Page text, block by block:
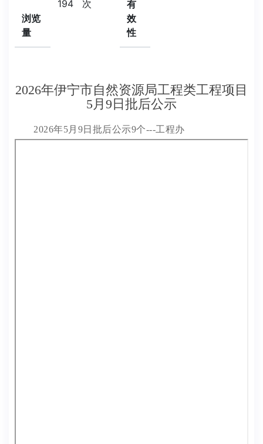
浏览
量
194 次
有
效
性
2026年伊宁市自然资源局工程类工程项目
5月9日批后公示
2026年5月9日批后公示9个---工程办